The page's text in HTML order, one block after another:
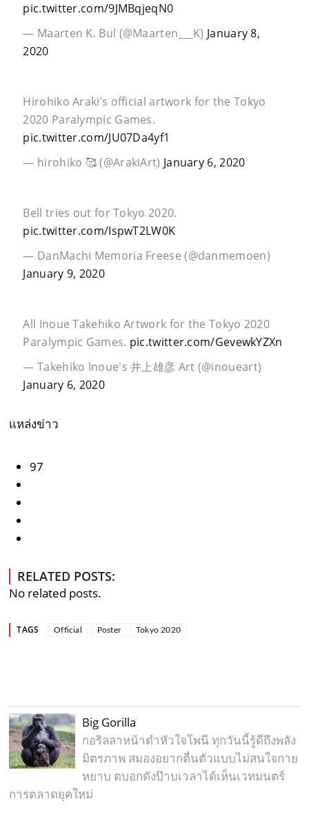
pic.twitter.com/9JMBqjeqN0
— Maarten K. Bul (@Maarten___K) January 8,
2020
Hirohiko Araki’s official artwork for the Tokyo
2020 Paralympic Games.
pic.twitter.com/JU07Da4yf1
— hirohiko 🥰 (@ArakiArt) January 6, 2020
Bell tries out for Tokyo 2020.
pic.twitter.com/IspwT2LW0K
— DanMachi Memoria Freese (@danmemoen)
January 9, 2020
All Inoue Takehiko Artwork for the Tokyo 2020
Paralympic Games. pic.twitter.com/GevewkYZXn
— Takehiko Inoue's 井上雄彦 Art (@inoueart)
January 6, 2020
แหล่งข่าว
97
RELATED POSTS:
No related posts.
TAGS Official Poster Tokyo 2020
Big Gorilla
กอริลลาหน้าดำหัวใจโพนี ทุกวันนี้รู้ดีถึงพลัง
มิตรภาพ สมองอยากตื่นตัวแบบไม่สนใจกาย
หยาบ ตบอกดังป๊าบเวลาได้เห็นเวทมนตร์
การตลาดยุคใหม่